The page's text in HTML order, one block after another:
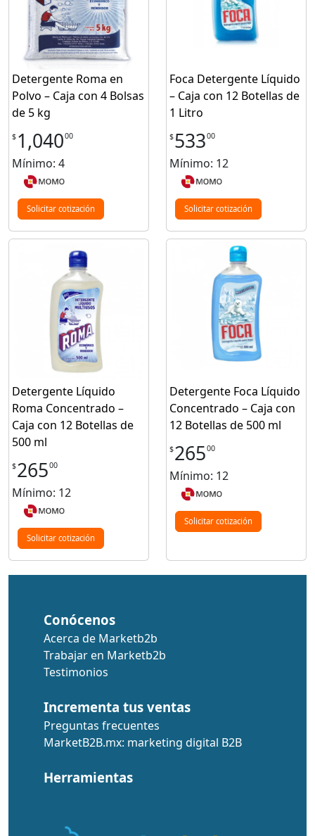
Detergente Roma en
Polvo – Caja con 4 Bolsas
de 5 kg
$ 1,04000
Mínimo: 4
Solicitar cotización
Foca Detergente Líquido
– Caja con 12 Botellas de
1 Litro
$53300
Mínimo: 12
Solicitar cotización
Detergente Líquido
Roma Concentrado –
Caja con 12 Botellas de
500 ml
$26500
Mínimo: 12
Solicitar cotización
Detergente Foca Líquido
Concentrado – Caja con
12 Botellas de 500 ml
$26500
Mínimo: 12
Solicitar cotización
Conócenos
Acerca de Marketb2b
Trabajar en Marketb2b
Testimonios
Incrementa tus ventas
Preguntas frecuentes
MarketB2B.mx: marketing digital B2B
Herramientas